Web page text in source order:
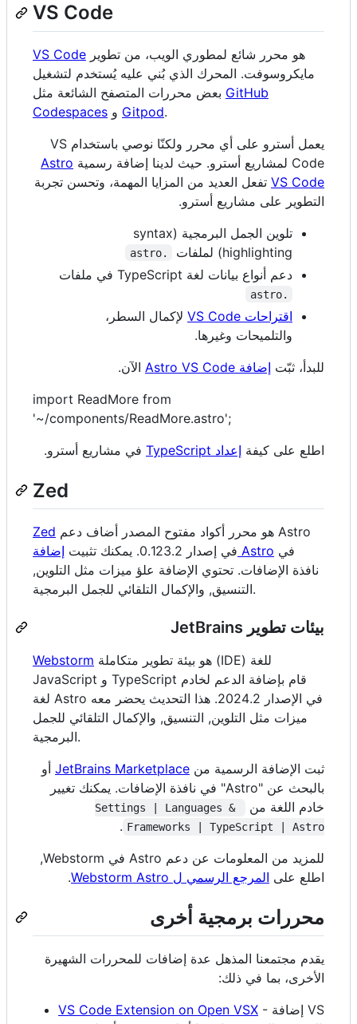
VS Code
VS Code
مايكروسوفت. المحرك الذي بُني عليه يُستخدم لتشغيل
GitHub
Codespaces
Gitpod.
يعمل أسترو على أي محرر ولكنّا نوصي باستخدام VS
Code لمشاريع أسترو. حيث لدينا إضافة رسمية
Astro
VS Code تفعل العديد من المزايا المهمة، وتحسن تجربة
التطوير على مشاريع أسترو.
تلوين الجمل البرمجية (syntax
highlighting) لملفات
.astro
دعم أنواع بيانات لغة TypeScript في ملفات
.astro
اقتراحات VS Code
لإكمال السطر،
والتلميحات وغيرها.
للبدأ، ثبّت إضافة Astro VS Code
الآن.
import ReadMore from
'~/components/ReadMore.astro';
اطلع على كيفة إعداد TypeScript في مشاريع أسترو.
Zed
Zed
في إصدار 0.123.2. يمكنك تثبيت إضافة Astro
نافذة الإضافات. تحتوي الإضافة علؤ ميزات مثل التلوين,
التنسيق, والإكمال التلقائي للجمل البرمجية.
بيئات تطوير JetBrains
Webstorm
JavaScript و TypeScript قام بإضافة الدعم لخادم
لغة Astro في الإصدار 2024.2. هذا التحديث يحضر معه
ميزات مثل التلوين, التنسيق, والإكمال التلقائي للجمل
البرمجية.
ثبت الإضافة الرسمية من JetBrains Marketplace أو
بالبحث عن "Astro" في نافذة الإضافات. يمكنك تغيير
خادم اللغة من
Settings | Languages &
Frameworks | TypeScript | Astro
.
للمزيد من المعلومات عن دعم Astro في Webstorm,
اطلع على المرجع الرسمي ل Webstorm Astro .
محررات برمجية أخرى
يقدم مجتمعنا المذهل عدة إضافات للمحررات الشهيرة
الأخرى، بما في ذلك:
VS Code Extension on Open VSX - إضافة VS